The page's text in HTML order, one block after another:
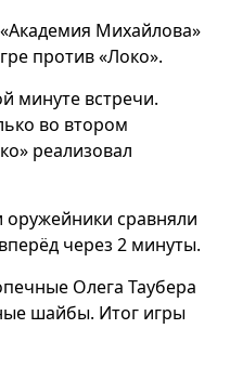
Михайлова»
против «Локо».
минуте встречи.
во втором
реализовал
оружейники сравняли
через 2 минуты.
Олега Таубера
шайбы. Итог игры